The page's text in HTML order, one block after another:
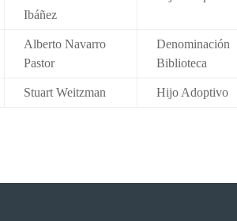
Ibáñez
Alberto Navarro
Pastor
Denominación
Biblioteca
Stuart Weitzman Hijo Adoptivo